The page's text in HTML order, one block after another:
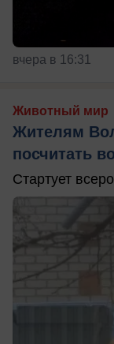
вчера в 16:31
Животный мир
Жителям
посчитать
Стартует